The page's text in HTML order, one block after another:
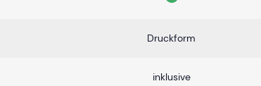
Druckform
inklusive